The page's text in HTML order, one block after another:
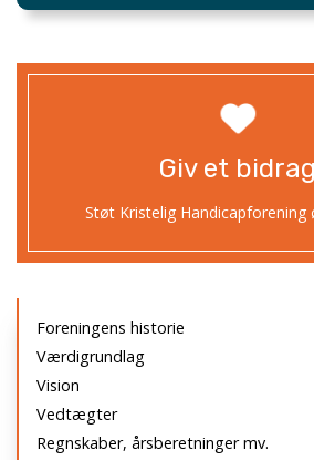
Giv et bidrag
Støt Kristelig Handicapforening
Primær
navigation
Foreningens historie
Værdigrundlag
Vision
Vedtægter
Regnskaber, årsberetninger mv.